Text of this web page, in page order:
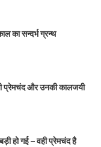
का सन्दर्भ ग्रन्थ
प्रेमचंद और उनकी कालजयी
हो गई – वही प्रेमचंद है